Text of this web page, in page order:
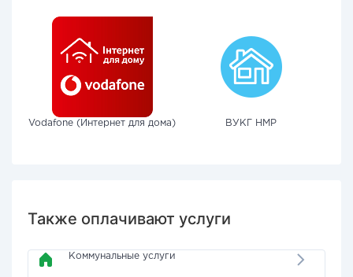
Vodafone (Интернет для дома) ВУКГ НМР
Также оплачивают услуги
Коммунальные услуги